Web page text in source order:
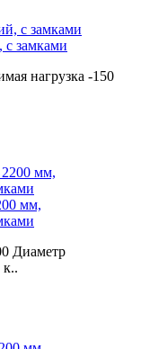
с замками
нагрузка -150
мм,
Диаметр
к..